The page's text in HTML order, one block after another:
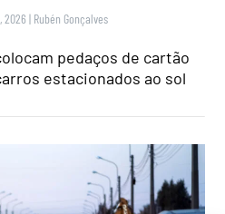
2026 | Rubén Gonçalves
pedaços de cartão
estacionados ao sol